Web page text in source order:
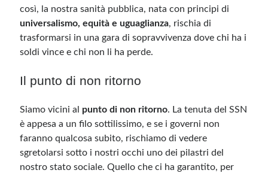
così, la nostra sanità pubblica, nata con principi di
universalismo, equità e uguaglianza, rischia di
trasformarsi in una gara di sopravvivenza dove chi ha i
soldi vince e chi non li ha perde.
Il punto di non ritorno
Siamo vicini al punto di non ritorno. La tenuta del SSN
è appesa a un filo sottilissimo, e se i governi non
faranno qualcosa subito, rischiamo di vedere
sgretolarsi sotto i nostri occhi uno dei pilastri del
nostro stato sociale. Quello che ci ha garantito, per